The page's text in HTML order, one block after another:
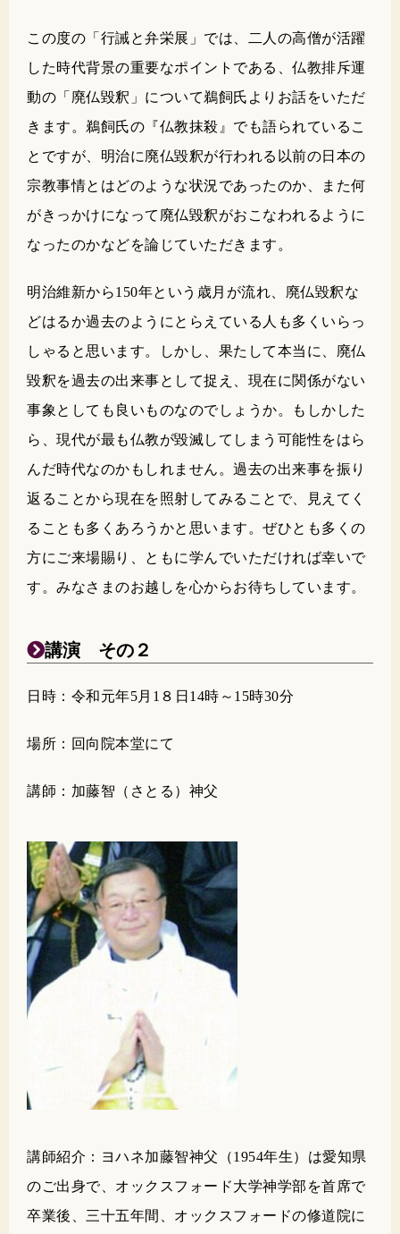
この度の「行誡と弁栄展」では、二人の高僧が活躍
した時代背景の重要なポイントである、仏教排斥運
動の「廃仏毀釈」について鵜飼氏よりお話をいただ
きます。鵜飼氏の『仏教抹殺』でも語られているこ
とですが、明治に廃仏毀釈が行われる以前の日本の
宗教事情とはどのような状況であったのか、また何
がきっかけになって廃仏毀釈がおこなわれるように
なったのかなどを論じていただきます。
明治維新から150年という歳月が流れ、廃仏毀釈な
どはるか過去のようにとらえている人も多くいらっ
しゃると思います。しかし、果たして本当に、廃仏
毀釈を過去の出来事として捉え、現在に関係がない
事象としても良いものなのでしょうか。もしかした
ら、現代が最も仏教が毀滅してしまう可能性をはら
んだ時代なのかもしれません。過去の出来事を振り
返ることから現在を照射してみることで、見えてく
ることも多くあろうかと思います。ぜひとも多くの
方にご来場賜り、ともに学んでいただければ幸いで
す。みなさまのお越しを心からお待ちしています。
講演 その２
日時：令和元年5月1８日14時～15時30分
場所：回向院本堂にて
講師：加藤智（さとる）神父
講師紹介：ヨハネ加藤智神父（1954年生）は愛知県
のご出身で、オックスフォード大学神学部を首席で
卒業後、三十五年間、オックスフォードの修道院に